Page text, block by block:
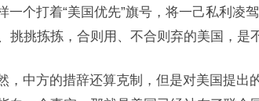
一个打着“美国优先”旗号，将一己私利凌
挑挑拣拣，合则用、不合则弃的美国，是
，中方的措辞还算克制，但是对美国提出